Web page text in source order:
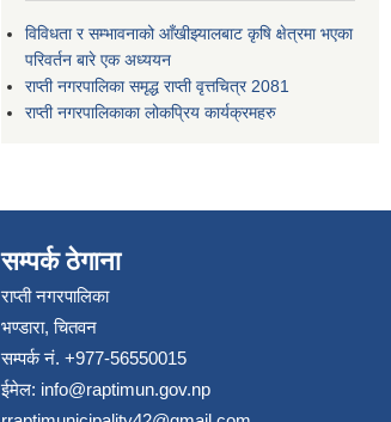
विविधता र सम्भावनाको आँखीझ्यालबाट कृषि क्षेत्रमा भएका
परिवर्तन बारे एक अध्ययन
राप्ती नगरपालिका समृद्ध राप्ती वृत्तचित्र 2081
राप्ती नगरपालिकाका लोकप्रिय कार्यक्रमहरु
सम्पर्क ठेगाना
राप्ती नगरपालिका
भण्डारा, चितवन
सम्पर्क नं. +977-56550015
ईमेल: info@raptimun.gov.np